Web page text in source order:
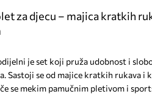
za djecu – majica kratkih
je set koji pruža udobnost i
Sastoji se od majice kratkih rukava i
se mekim pamučnim pletivom i